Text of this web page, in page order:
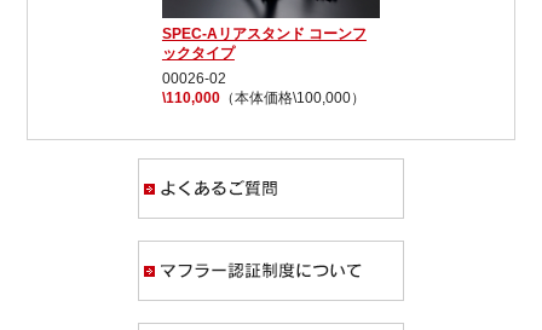
SPEC-Aリアスタンド コーンフ
ックタイプ
00026-02
\110,000（本体価格\100,000）